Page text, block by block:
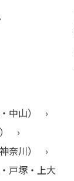
中山）
奈川）
戸塚・上大